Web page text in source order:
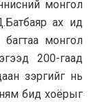
монгол
ах ид
монгол
200-гаад
зэргийг нь
бид хоёрыг